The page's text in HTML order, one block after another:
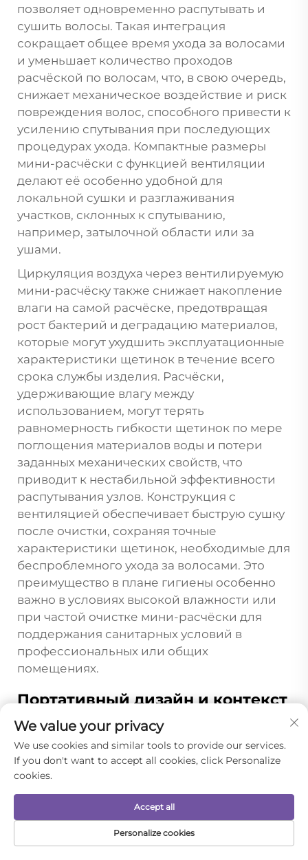
позволяет одновременно распутывать и
сушить волосы. Такая интеграция
сокращает общее время ухода за волосами
и уменьшает количество проходов
расчёской по волосам, что, в свою очередь,
снижает механическое воздействие и риск
повреждения волос, способного привести к
усилению спутывания при последующих
процедурах ухода. Компактные размеры
мини-расчёски с функцией вентиляции
делают её особенно удобной для
локальной сушки и разглаживания
участков, склонных к спутыванию,
например, затылочной области или за
ушами.
Циркуляция воздуха через вентилируемую
мини-расчёску также снижает накопление
влаги на самой расчёске, предотвращая
рост бактерий и деградацию материалов,
которые могут ухудшить эксплуатационные
характеристики щетинок в течение всего
срока службы изделия. Расчёски,
удерживающие влагу между
использованием, могут терять
равномерность гибкости щетинок по мере
поглощения материалов воды и потери
заданных механических свойств, что
приводит к нестабильной эффективности
распутывания узлов. Конструкция с
вентиляцией обеспечивает быструю сушку
после очистки, сохраняя точные
характеристики щетинок, необходимые для
беспроблемного ухода за волосами. Это
преимущество в плане гигиены особенно
важно в условиях высокой влажности или
при частой очистке мини-расчёски для
поддержания санитарных условий в
профессиональных или общих
помещениях.
Портативный дизайн и контекст
использования
Портативность мини-расчески расширяет
ее способность эффективно устранять
спутывание волос, позволяя проводить
всего дня, а не ограничиваться специально
отведенными для ухода за волосами
сессиями. Благодаря своей мобильности
ДОМАШНЯЯ
ЭЛЕКТРОННАЯ
We value your privacy
We use cookies and similar tools to provide our services.
If you don't want to accept all cookies, click Personalize
cookies.
Personalize cookies
Accept all